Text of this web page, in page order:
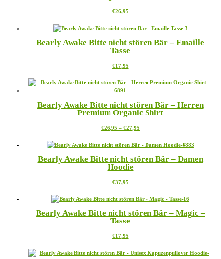
Optionen
auf
Produktseite
gewählt
€26,95Dieses
weist
Varianten
auf.
Optionen
auf
gewählt
werden
Bearly Awake Bitte nicht stören Bär – Emaille
Tasse
€17,95Dieses
weist
auf.
Die
können
der
gewählt
werden
Bearly Awake Bitte nicht stören Bär – Herren
Premium Organic Shirt
€26,95 – €27,95
bis
weist
Varianten
auf
Produktseite
Bearly Awake Bitte nicht stören Bär – Damen
Hoodie
€37,95Dieses
weist
Varianten
auf.
Optionen
auf
Bearly Awake Bitte nicht stören Bär – Magic –
Tasse
€17,95Dieses
weist